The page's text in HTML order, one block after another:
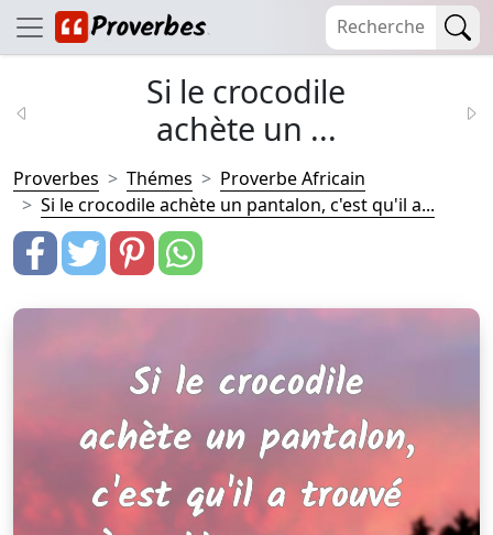
Si le crocodile
achète un ...
Proverbes Thémes
Proverbe Africain
Si le crocodile achète un pantalon, c'est qu'il a...